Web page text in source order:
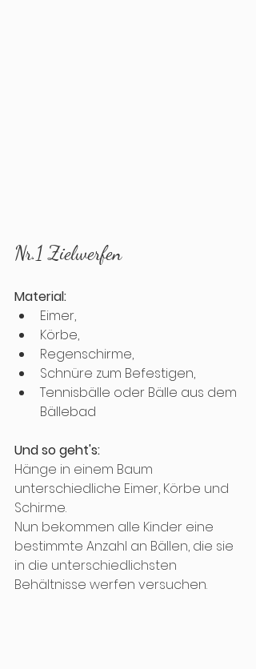
Nr.1 Zielwerfen
Material:
Eimer,
Körbe,
Regenschirme,
Schnüre zum Befestigen,
Tennisbälle oder Bälle aus dem
Bällebad
Und so geht's:
Hänge in einem Baum
unterschiedliche Eimer, Körbe und
Schirme.
Nun bekommen alle Kinder eine
bestimmte Anzahl an Bällen, die sie
in die unterschiedlichsten
Behältnisse werfen versuchen.